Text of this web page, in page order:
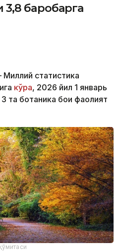
баробарга
статистика
кўра, 2026 йил 1 январь
та ботаника боғи фаолият